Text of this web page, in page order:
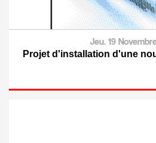
Jeu. 19
Projet d'installation d'une